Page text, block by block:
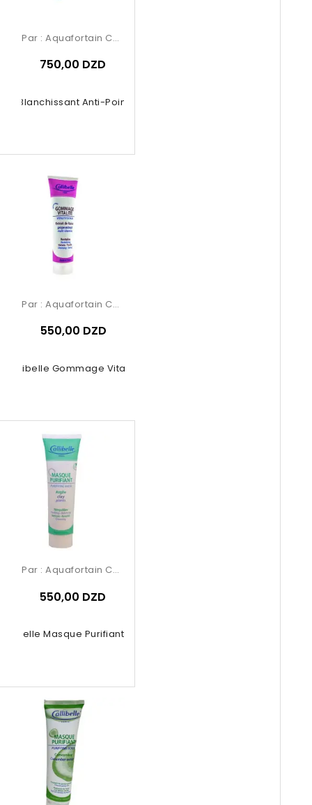
Blanchissant Anti-Points Noirs...
Par : Aquafortain Cosmetics
750,00 DZD
Calibelle Gommage Vitalité
Par : Aquafortain Cosmetics
550,00 DZD
Masque Purifiant Argil
Par : Aquafortain Cosmetics
550,00 DZD